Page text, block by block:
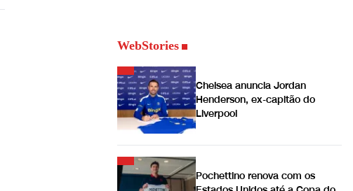
WebStories
Chelsea anuncia Jordan
Henderson, ex-capitão do
Liverpool
Pochettino renova com os